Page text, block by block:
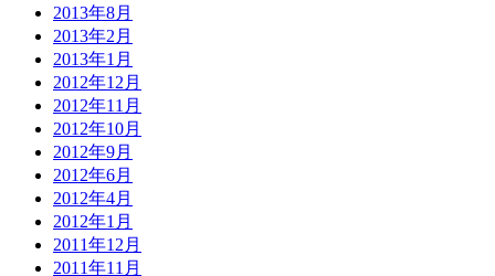
2013年8月
2013年2月
2013年1月
2012年12月
2012年11月
2012年10月
2012年9月
2012年6月
2012年4月
2012年1月
2011年12月
2011年11月